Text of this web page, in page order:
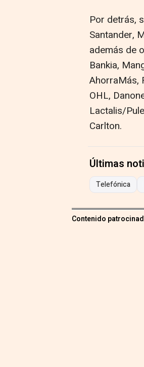
Por detrás,
Santander,
además de
Bankia,
AhorraMás,
OHL,
Lactalis/
Carlton.
Últimas
Telefónica
Contenido